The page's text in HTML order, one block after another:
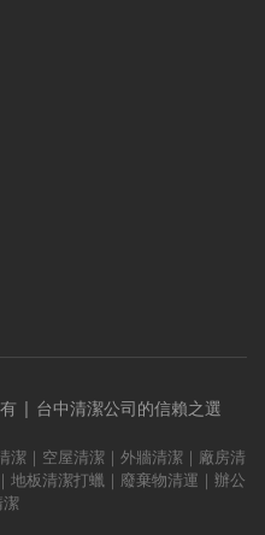
| 台中清潔公司的信賴之選
潔｜空屋清潔｜外牆清潔｜廠房清
地板清潔打蠟｜廢棄物清運｜辦公